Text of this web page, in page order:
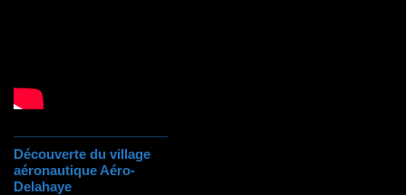
Découverte du village
aéronautique Aéro-
Delahaye